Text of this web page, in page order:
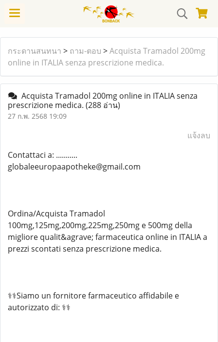
กระดานสนทนา > ถาม-ตอบ >Acquista Tramadol 200mg
online in ITALIA senza prescrizione medica.
Acquista Tramadol 200mg online in ITALIA senza
prescrizione medica. (288 อ่าน)
27 ก.พ. 2568 19:09
แจ้งลบ
Contattaci a: ...........
globaleeuropaapotheke@gmail.com
Ordina/Acquista Tramadol
100mg,125mg,200mg,225mg,250mg e 500mg della
migliore qualit&agrave; farmaceutica online in ITALIA a
prezzi scontati senza prescrizione medica.
⚕️⚕️Siamo un fornitore farmaceutico affidabile e
autorizzato di: ⚕️⚕️